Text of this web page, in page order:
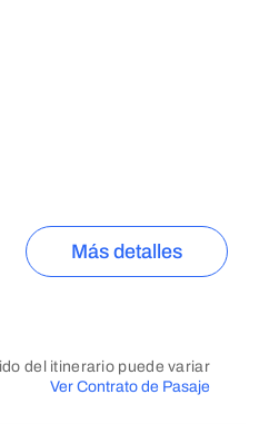
Más detalles
del itinerario puede variar
Ver Contrato de Pasaje